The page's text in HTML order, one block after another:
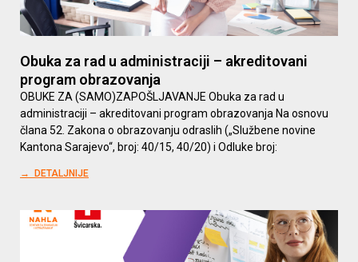
Obuka za rad u administraciji – akreditovani
program obrazovanja
OBUKE ZA (SAMO)ZAPOŠLJAVANJE Obuka za rad u
administraciji – akreditovani program obrazovanja Na osnovu
člana 52. Zakona o obrazovanju odraslih („Službene novine
Kantona Sarajevo“, broj: 40/15, 40/20) i Odluke broj:
→ DETALJNIJE